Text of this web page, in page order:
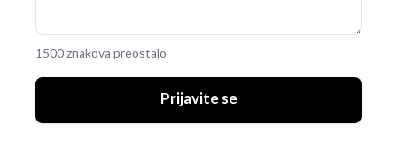
1500 znakova preostalo
Prijavite se